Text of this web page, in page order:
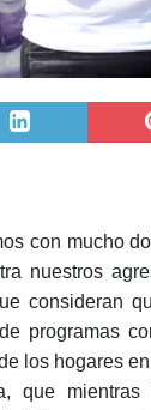
con mucho
nuestros
consideran
programas
los hogares
que mientras